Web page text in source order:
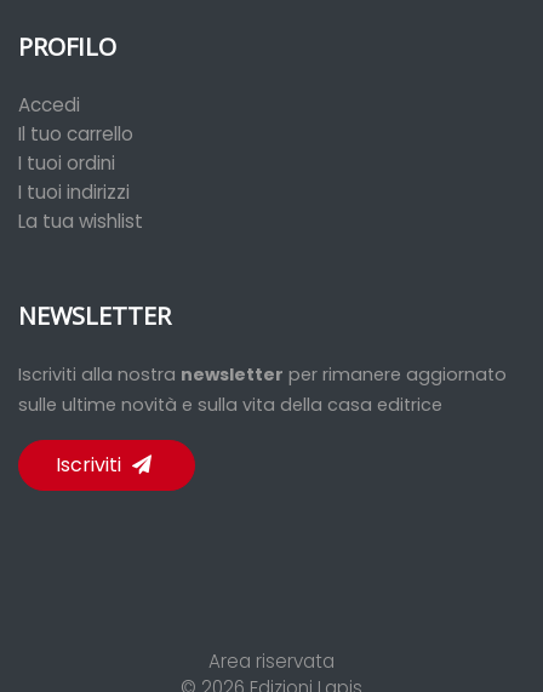
PROFILO
Accedi
Il tuo carrello
I tuoi ordini
I tuoi indirizzi
La tua wishlist
NEWSLETTER
Iscriviti alla nostra newsletter per rimanere aggiornato
sulle ultime novità e sulla vita della casa editrice
Iscriviti
Area riservata